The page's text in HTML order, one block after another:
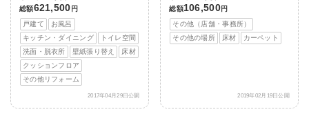
総額621,500 円
戸建て
お風呂
キッチン・ダイニング
トイレ空間
洗面・脱衣所
壁紙張り替え
床材
クッションフロア
その他リフォーム
2017年04月29日公開
総額106,500円
その他（店舗・事務所）
その他の場所
床材 カーペット
2019年02月19日公開